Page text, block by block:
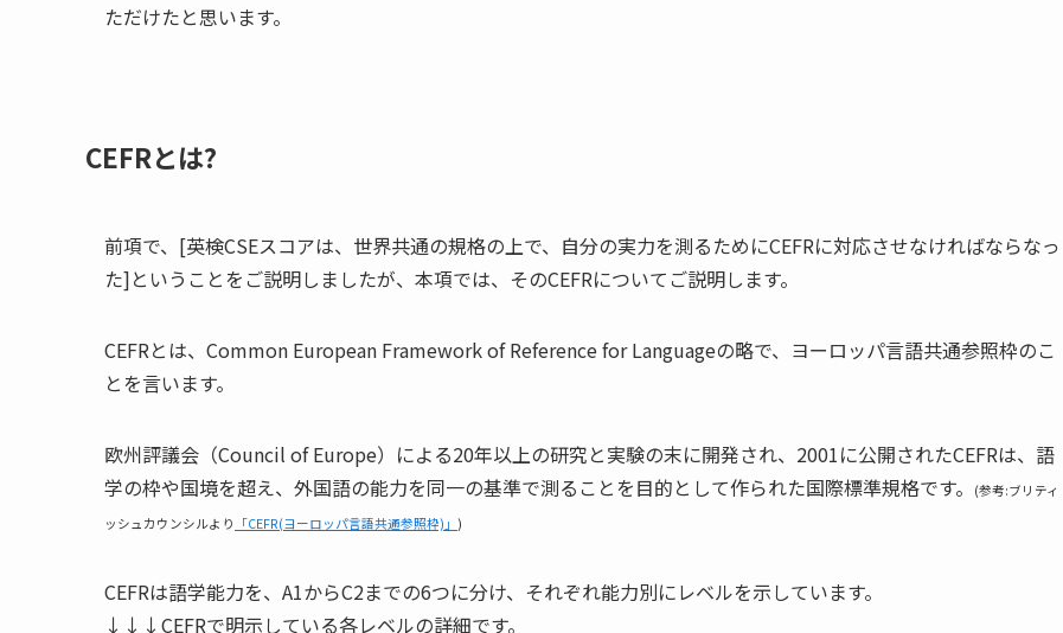
ただけたと思います。
CEFRとは?
前項で、[英検CSEスコアは、世界共通の規格の上で、自分の実力を測るためにCEFRに対応させなければならなっ
た]ということをご説明しましたが、本項では、そのCEFRについてご説明します。
CEFRとは、Common European Framework of Reference for Languageの略で、ヨーロッパ言語共通参照枠のこ
とを言います。
欧州評議会（Council of Europe）による20年以上の研究と実験の末に開発され、2001に公開されたCEFRは、 語
学の枠や国境を超え、外国語の能力を同一の基準で測ることを目的として作られた国際標準規格です。
(参考:ブリティ
ッシュカウンシルより 「CEFR(ヨーロッパ言語共通参照枠)」 )
CEFRは語学能力を、A1からC2までの6つに分け、それぞれ能力別にレベルを示しています。
↓↓↓CEFRで明示している各レベルの詳細です。